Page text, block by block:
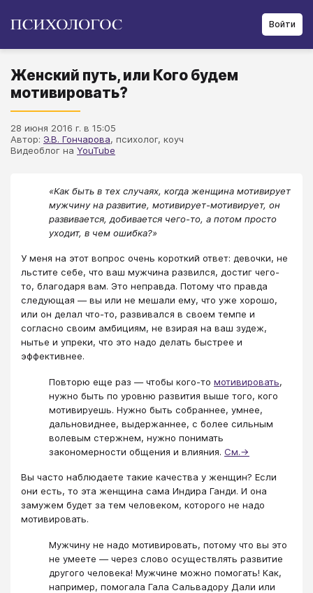
Войти
Женский путь, или Кого будем
мотивировать?
28 июня 2016 г. в 15:05
Автор: Э.В. Гончарова, психолог, коуч
Видеоблог на YouTube
«Как быть в тех случаях, когда женщина мотивирует
мужчину на развитие, мотивирует-мотивирует, он
развивается, добивается чего-то, а потом просто
уходит, в чем ошибка?»
У меня на этот вопрос очень короткий ответ: девочки, не
льстите себе, что ваш мужчина развился, достиг чего-
то, благодаря вам. Это неправда. Потому что правда
следующая — вы или не мешали ему, что уже хорошо,
или он делал что-то, развивался в своем темпе и
согласно своим амбициям, не взирая на ваш зудеж,
нытье и упреки, что это надо делать быстрее и
эффективнее.
Повторю еще раз — чтобы кого-то мотивировать,
нужно быть по уровню развития выше того, кого
мотивируешь. Нужно быть собраннее, умнее,
дальновиднее, выдержаннее, с более сильным
волевым стержнем, нужно понимать
закономерности общения и влияния. См.→
Вы часто наблюдаете такие качества у женщин? Если
они есть, то эта женщина сама Индира Ганди. И она
замужем будет за тем человеком, которого не надо
мотивировать.
Мужчину не надо мотивировать, потому что вы это
не умеете — через слово осуществлять развитие
другого человека! Мужчине можно помогать! Как,
например, помогала Гала Сальвадору Дали или